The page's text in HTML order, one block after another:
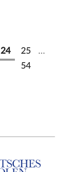
24 25
…
54